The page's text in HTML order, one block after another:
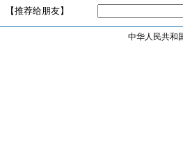
【推荐给朋友】
中华人民共和